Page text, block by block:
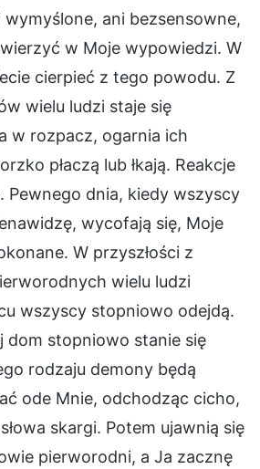
wymyślone, ani bezsensowne,
w Moje wypowiedzi. W
cierpieć z tego powodu. Z
wielu ludzi staje się
w rozpacz, ogarnia ich
płaczą lub łkają. Reakcje
Pewnego dnia, kiedy wszyscy
wycofają się, Moje
W przyszłości z
wielu ludzi
wszyscy stopniowo odejdą.
dom stopniowo stanie się
rodzaju demony będą
ode Mnie, odchodząc cicho,
skargi. Potem ujawnią się
pierworodni, a Ja zacznę